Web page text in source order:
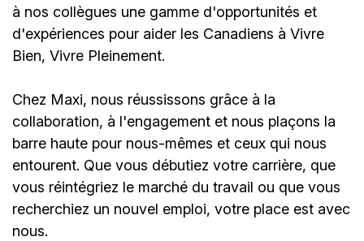
à nos collègues une gamme d'opportunités et
d'expériences pour aider les Canadiens à Vivre
Bien, Vivre Pleinement.
Chez Maxi, nous réussissons grâce à la
collaboration, à l'engagement et nous plaçons la
barre haute pour nous-mêmes et ceux qui nous
entourent. Que vous débutiez votre carrière, que
vous réintégriez le marché du travail ou que vous
recherchiez un nouvel emploi, votre place est avec
nous.